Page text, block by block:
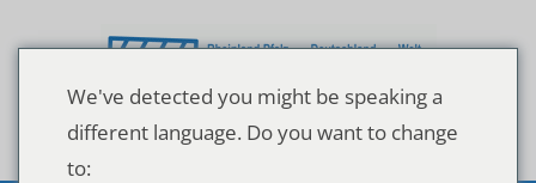
Inhalt
We've detected you might be speaking a
different language. Do you want to change
to: